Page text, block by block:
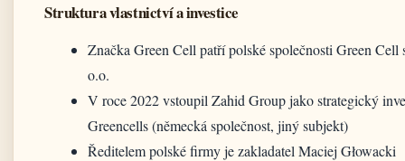
Struktura vlastnictví a investice
Značka Green Cell patří polské společnosti Green Cell
o.o.
V roce 2022 vstoupil Zahid Group jako strategický
Greencells (německá společnost, jiný subjekt)
Ředitelem polské firmy je zakladatel Maciej Głowacki